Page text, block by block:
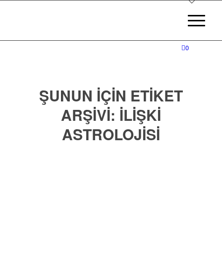
0
ŞUNUN IÇIN ETIKET
ARŞIVI: ILIŞKI
ASTROLOJISI